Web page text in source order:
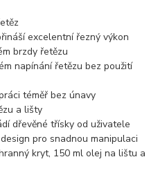
excelentní řezný výkon
brzdy řetězu
napínání řetězu bez použití
téměř bez únavy
a lišty
dřevěné třísky od uživatele
pro snadnou manipulaci
kryt, 150 ml olej na lištu a